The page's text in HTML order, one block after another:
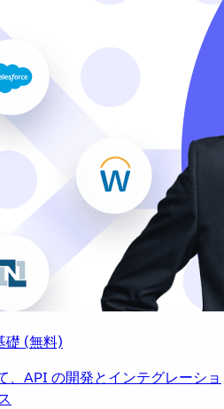
(無料)
API の開発とインテグレーショ